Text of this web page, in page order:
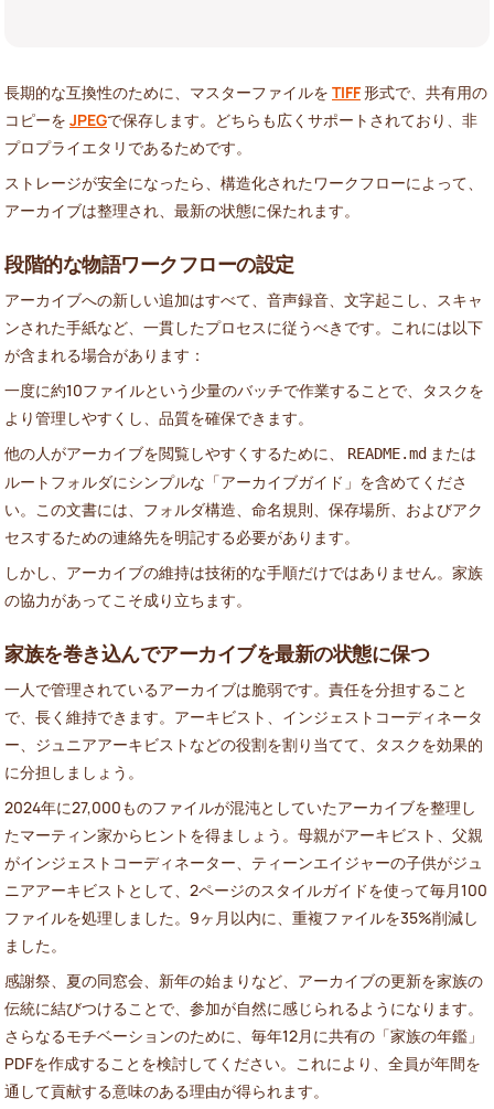
長期的な互換性のために、マスターファイルを TIFF形式で、共有用の
コピーを JPEGで保存します。どちらも広くサポートされており、非
プロプライエタリであるためです。
ストレージが安全になったら、構造化されたワークフローによって、
アーカイブは整理され、最新の状態に保たれます。
段階的な物語ワークフローの設定
アーカイブへの新しい追加はすべて、音声録音、文字起こし、スキャ
ンされた手紙など、一貫したプロセスに従うべきです。これには以下
が含まれる場合があります：
一度に約10ファイルという少量のバッチで作業することで、タスクを
より管理しやすくし、品質を確保できます。
他の人がアーカイブを閲覧しやすくするために、
README.md または
ルートフォルダにシンプルな「アーカイブガイド」を含めてくださ
い。この文書には、フォルダ構造、命名規則、保存場所、およびアク
セスするための連絡先を明記する必要があります。
しかし、アーカイブの維持は技術的な手順だけではありません。家族
の協力があってこそ成り立ちます。
家族を巻き込んでアーカイブを最新の状態に保つ
一人で管理されているアーカイブは脆弱です。責任を分担すること
で、長く維持できます。アーキビスト、インジェストコーディネータ
ー、ジュニアアーキビストなどの役割を割り当てて、タスクを効果的
に分担しましょう。
2024年に27,000ものファイルが混沌としていたアーカイブを整理し
たマーティン家からヒントを得ましょう。母親がアーキビスト、父親
がインジェストコーディネーター、ティーンエイジャーの子供がジュ
ニアアーキビストとして、2ページのスタイルガイドを使って毎月100
ファイルを処理しました。9ヶ月以内に、重複ファイルを35%削減し
ました。
感謝祭、夏の同窓会、新年の始まりなど、アーカイブの更新を家族の
伝統に結びつけることで、参加が自然に感じられるようになります。
さらなるモチベーションのために、毎年12月に共有の「家族の年鑑」
PDFを作成することを検討してください。これにより、全員が年間を
通して貢献する意味のある理由が得られます。